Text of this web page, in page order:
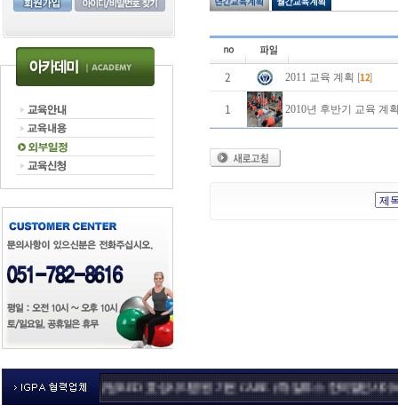
2 2011 교육 계획 [12]
1 2010년 후반기 교육 계
전문 컨설팅 RED 효성시티병원 가온 CARE (주)알푸스 한국열린사이버대학교